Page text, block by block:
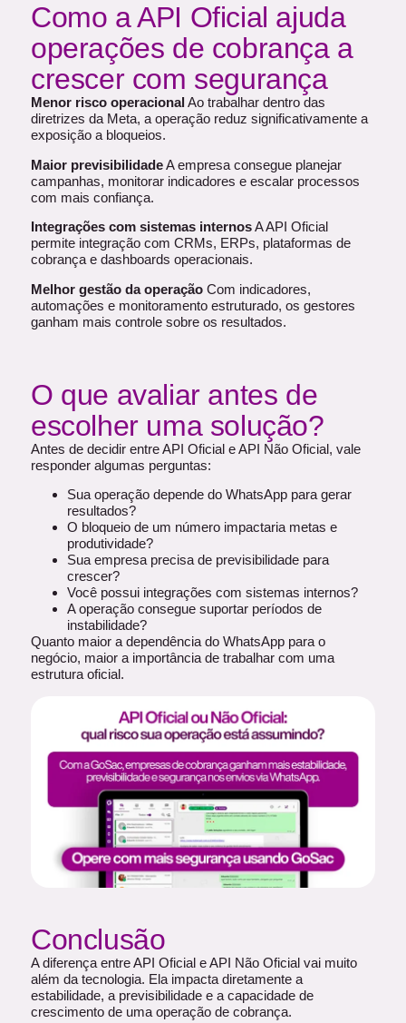
Como a API Oficial ajuda
operações de cobrança a
crescer com segurança
Menor risco operacionalAo trabalhar dentro das
diretrizes da Meta, a operação reduz significativamente a
exposição a bloqueios.
Maior previsibilidadeA empresa consegue planejar
campanhas, monitorar indicadores e escalar processos
com mais confiança.
Integrações com sistemas internosA API Oficial
permite integração com CRMs, ERPs, plataformas de
cobrança e dashboards operacionais.
Melhor gestão da operação Com indicadores,
automações e monitoramento estruturado, os gestores
ganham mais controle sobre os resultados.
O que avaliar antes de
escolher uma solução?
Antes de decidir entre API Oficial e API Não Oficial, vale
responder algumas perguntas:
Sua operação depende do WhatsApp para gerar
resultados?
O bloqueio de um número impactaria metas e
produtividade?
Sua empresa precisa de previsibilidade para
crescer?
Você possui integrações com sistemas internos?
A operação consegue suportar períodos de
instabilidade?
Quanto maior a dependência do WhatsApp para o
negócio, maior a importância de trabalhar com uma
estrutura oficial.
Conclusão
A diferença entre API Oficial e API Não Oficial vai muito
além da tecnologia. Ela impacta diretamente a
estabilidade, a previsibilidade e a capacidade de
crescimento de uma operação de cobrança.